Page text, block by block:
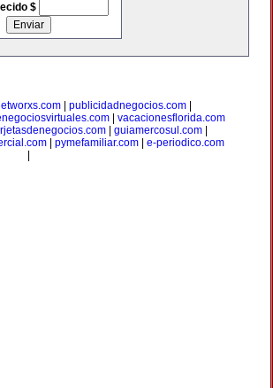
$
publicidadnegocios.com
vacacionesflorida.com
guiamercosul.com
| pymefamiliar.com| e-periodico.com